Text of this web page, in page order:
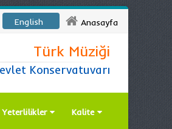
Anasayfa
English
Türk Müziği
Konservatuvarı
Yeterlilikler Kalite